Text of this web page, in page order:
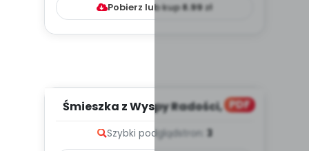
Pobierz lub kup8.99zł
PDF
Śmieszka z Wyspy Radości, cz. 1
Szybki podglądstron: 3